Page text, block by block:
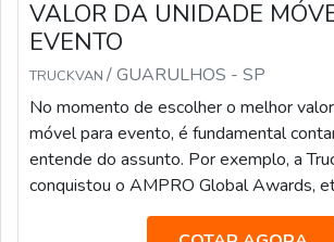
VALOR DA UNIDADE
EVENTO
TRUCKVAN / GUARULHOS - SP
No momento de escolher o melhor
móvel para evento, é fundamental
entende do assunto. Por exemplo, a
conquistou o AMPRO Global Awards,
maior premiação de Live Marketing do